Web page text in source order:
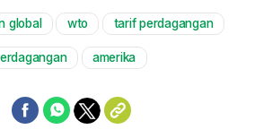
Mute
global wto tarif perdagangan
amerika